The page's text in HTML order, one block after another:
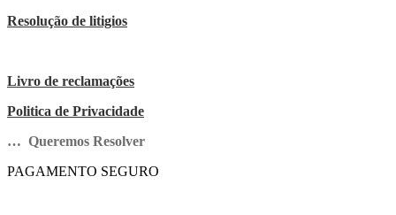
Resolução de litigios
Livro de reclamações
Politica de Privacidade
… Queremos Resolver
PAGAMENTO SEGURO